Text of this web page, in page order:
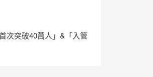
次突破40萬人」&「入管